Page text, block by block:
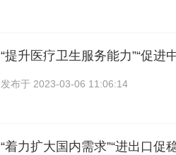
“提升医疗卫生服务能力”“促进
发布于 2023-03-06 11:06:14
“着力扩大国内需求”“进出口促